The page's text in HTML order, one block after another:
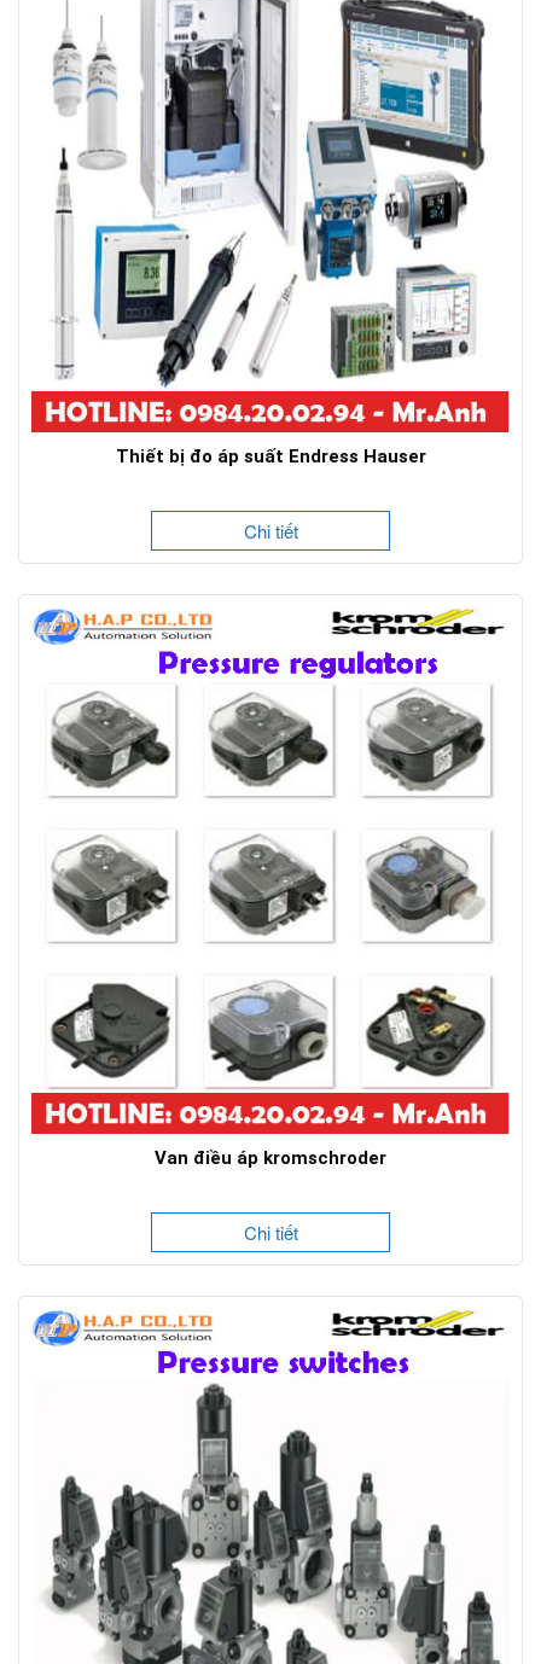
Thiết bị đo áp suất Endress Hauser
Chi tiết
Van điều áp kromschroder
Chi tiết